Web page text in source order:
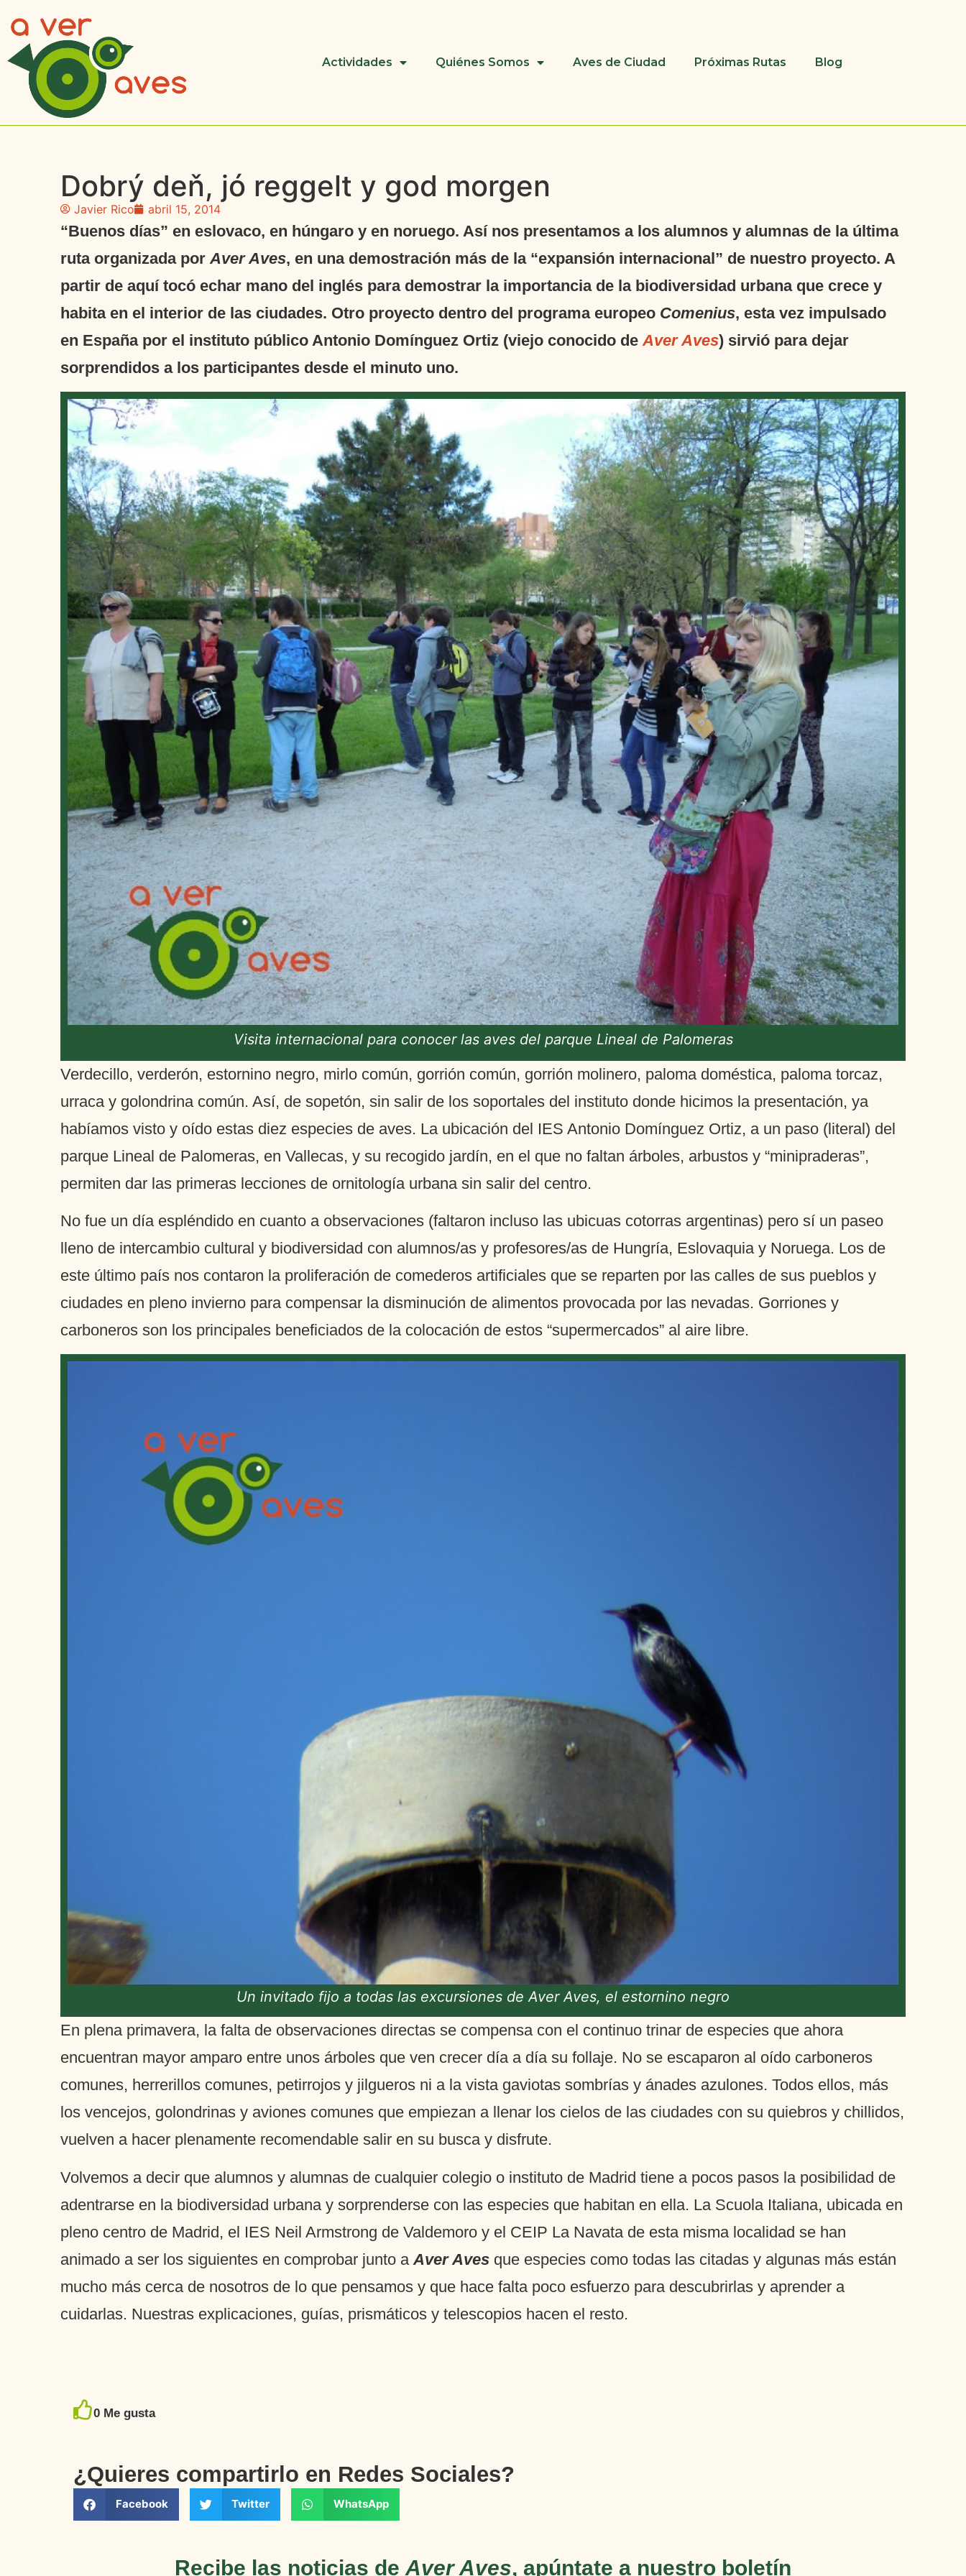
Actividades Quiénes Somos Aves de Ciudad Próximas Rutas Blog
Dobrý deň, jó reggelt y god morgen
Javier Rico abril 15, 2014
“Buenos días” en eslovaco, en húngaro y en noruego. Así nos presentamos a los alumnos y alumnas de la última
ruta organizada por Aver Aves, en una demostración más de la “expansión internacional” de nuestro proyecto. A
partir de aquí tocó echar mano del inglés para demostrar la importancia de la biodiversidad urbana que crece y
habita en el interior de las ciudades. Otro proyecto dentro del programa europeo Comenius, esta vez impulsado
en España por el instituto público Antonio Domínguez Ortiz (viejo conocido de Aver Aves) sirvió para dejar
sorprendidos a los participantes desde el minuto uno.
Visita internacional para conocer las aves del parque Lineal de Palomeras
Verdecillo, verderón, estornino negro, mirlo común, gorrión común, gorrión molinero, paloma doméstica, paloma torcaz,
urraca y golondrina común. Así, de sopetón, sin salir de los soportales del instituto donde hicimos la presentación, ya
habíamos visto y oído estas diez especies de aves. La ubicación del IES Antonio Domínguez Ortiz, a un paso (literal) del
parque Lineal de Palomeras, en Vallecas, y su recogido jardín, en el que no faltan árboles, arbustos y “minipraderas”,
permiten dar las primeras lecciones de ornitología urbana sin salir del centro.
No fue un día espléndido en cuanto a observaciones (faltaron incluso las ubicuas cotorras argentinas) pero sí un paseo
lleno de intercambio cultural y biodiversidad con alumnos/as y profesores/as de Hungría, Eslovaquia y Noruega. Los de
este último país nos contaron la proliferación de comederos artificiales que se reparten por las calles de sus pueblos y
ciudades en pleno invierno para compensar la disminución de alimentos provocada por las nevadas. Gorriones y
carboneros son los principales beneficiados de la colocación de estos “supermercados” al aire libre.
Un invitado fijo a todas las excursiones de Aver Aves, el estornino negro
En plena primavera, la falta de observaciones directas se compensa con el continuo trinar de especies que ahora
encuentran mayor amparo entre unos árboles que ven crecer día a día su follaje. No se escaparon al oído carboneros
comunes, herrerillos comunes, petirrojos y jilgueros ni a la vista gaviotas sombrías y ánades azulones. Todos ellos, más
los vencejos, golondrinas y aviones comunes que empiezan a llenar los cielos de las ciudades con su quiebros y chillidos,
vuelven a hacer plenamente recomendable salir en su busca y disfrute.
Volvemos a decir que alumnos y alumnas de cualquier colegio o instituto de Madrid tiene a pocos pasos la posibilidad de
adentrarse en la biodiversidad urbana y sorprenderse con las especies que habitan en ella. La Scuola Italiana, ubicada en
pleno centro de Madrid, el IES Neil Armstrong de Valdemoro y el CEIP La Navata de esta misma localidad se han
animado a ser los siguientes en comprobar junto a Aver Aves que especies como todas las citadas y algunas más están
mucho más cerca de nosotros de lo que pensamos y que hace falta poco esfuerzo para descubrirlas y aprender a
cuidarlas. Nuestras explicaciones, guías, prismáticos y telescopios hacen el resto.
0 Me gusta
¿Quieres compartirlo en Redes Sociales?
Facebook Twitter WhatsApp
Recibe las noticias de Aver Aves, apúntate a nuestro boletín